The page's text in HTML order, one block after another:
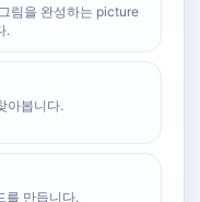
림을 완성하는 picture
.
아봅니다.
를 만듭니다.